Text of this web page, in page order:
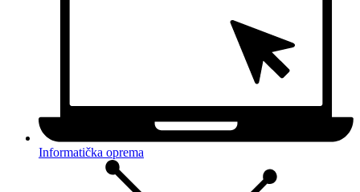
Informatička oprema